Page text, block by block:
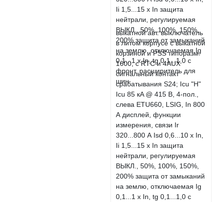
выкатной авт. выключатель
в литом корпусе с выкатной
корзиной и PSS типоразм.
1600; с RTC и 4AUX
сигнальный контакт
срабатывания S24; Icu "H"
Icu 85 кA @ 415 В, 4-пол.,
слева ETU660, LSIG, In 800
А дисплей, функции
измерения, связи Ir
320...800 А Isd 0,6...10 x In,
Ii 1,5...15 x In защита
нейтрали, регулируемая
ВЫКЛ., 50%, 100%, 150%,
200% защита от замыканий
на землю, отключаемая Ig
0,1...1 x In, tg 0,1...1,0 с